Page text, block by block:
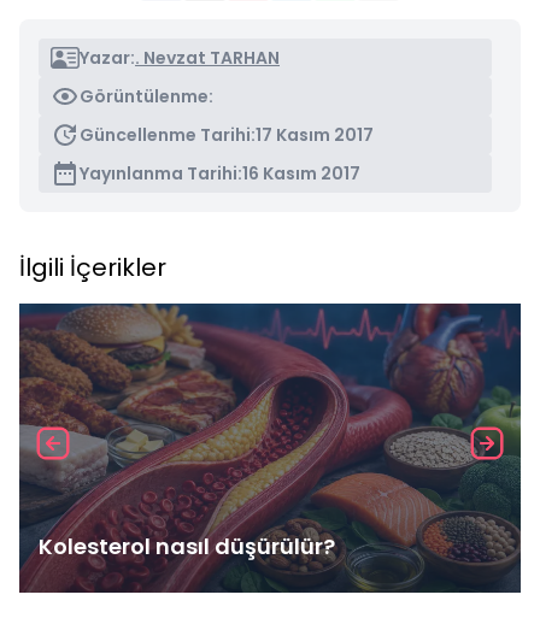
Yazar:. Nevzat TARHAN
Görüntülenme:
Güncellenme Tarihi:17 Kasım 2017
Yayınlanma Tarihi:16 Kasım 2017
İlgili İçerikler
Kolesterol nasıl düşürülür?